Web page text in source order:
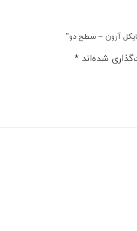
آرون – سطح دو”
شده‌اند *